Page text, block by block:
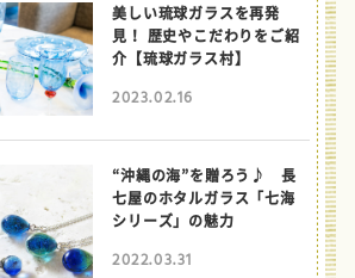
美しい琉球ガラスを再発
見！ 歴史やこだわりをご紹
介【琉球ガラス村】
2023.02.16
“沖縄の海”を贈ろう♪ 長
七屋のホタルガラス「七海
シリーズ」の魅力
2022.03.31